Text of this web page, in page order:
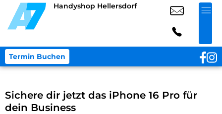
Handyshop Hellersdorf
Termin Buchen
Sichere dir jetzt das iPhone 16 Pro für
dein Business